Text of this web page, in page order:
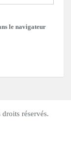
le navigateur
réservés.